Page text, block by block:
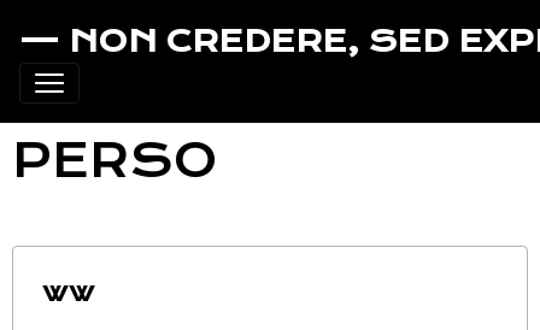
— NON CREDERE, SED
PERSO
ww